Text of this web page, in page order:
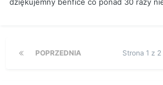
POPRZEDNIA Strona 1 z 2